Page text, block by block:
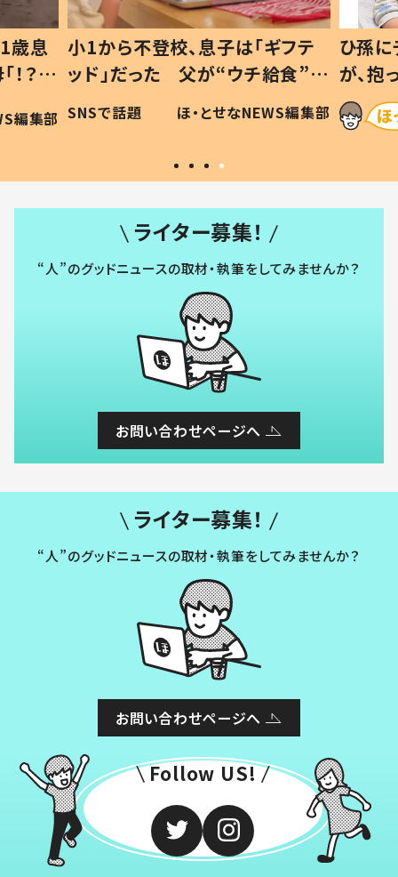
歳息
？」
編集部
小1から不登校、息子は「ギフテ
ッド」だった 父が“ウチ給食”を
作り続ける理由とは #令和の親
#令和の子
SNSで話題 ほ・とせなNEWS編集部
ひ孫
が、
「涙が
い」
ライター募集！
“人”のグッドニュースの取材・執筆をしてみませんか？
お問い合わせページへ
ライター募集！
“人”のグッドニュースの取材・執筆をしてみませんか？
お問い合わせページへ
Follow US!